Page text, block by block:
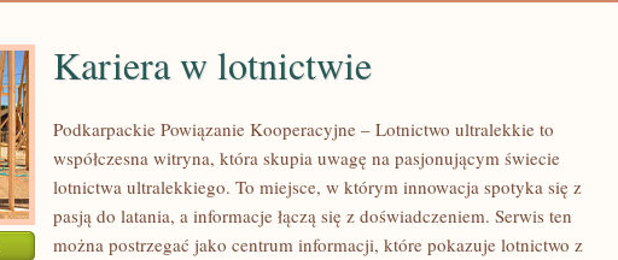
Kariera w lotnictwie
Podkarpackie Powiązanie Kooperacyjne – Lotnictwo ultralekkie to
współczesna witryna, która skupia uwagę na pasjonującym świecie
lotnictwa ultralekkiego. To miejsce, w którym innowacja spotyka się z
pasją do latania, a informacje łączą się z doświadczeniem. Serwis ten
można postrzegać jako centrum informacji, które pokazuje lotnictwo z